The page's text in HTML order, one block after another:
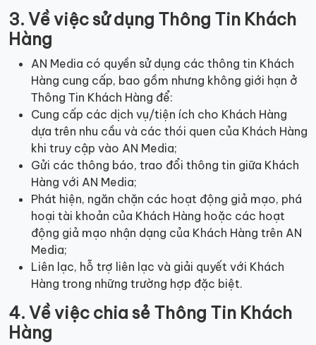
3. Vềviệcsử dụng Thông Tin Khách
Hàng
AN Media có quyền sử dụng các thông tin Khách
Hàng cung cấp, bao gồm nhưng không giới hạn ở
Thông Tin Khách Hàng để:
Cung cấp các dịch vụ/tiện ích cho Khách Hàng
dựa trên nhu cầu và các thói quen của Khách Hàng
khi truy cập vào AN Media;
Gửi các thông báo, trao đổi thông tin giữa Khách
Hàng với AN Media;
Phát hiện, ngăn chặn các hoạt động giả mạo, phá
hoại tài khoản của Khách Hàng hoặc các hoạt
động giả mạo nhận dạng của Khách Hàng trên AN
Media;
Liên lạc, hỗ trợ liên lạc và giải quyết với Khách
Hàng trong những trường hợp đặc biệt.
4. Về việc chia sẻ Thông Tin Khách
Hàng